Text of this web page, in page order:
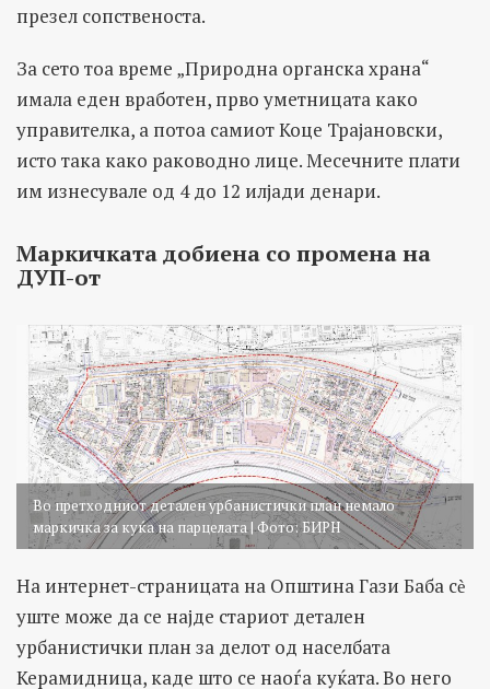
презел сопственоста.
За сето тоа време „Природна органска храна“
имала еден вработен, прво уметницата како
управителка, а потоа самиот Коце Трајановски,
исто така како раководно лице. Месечните плати
им изнесувале од 4 до 12 илјади денари.
Маркичката добиена со промена на
ДУП-от
Во претходниот детален урбанистички план немало
маркичка за куќа на парцелата | Фото: БИРН
На интернет-страницата на Општина Гази Баба сѐ
уште може да се најде стариот детален
урбанистички план за делот од населбата
Керамидница, каде што се наоѓа куќата. Во него